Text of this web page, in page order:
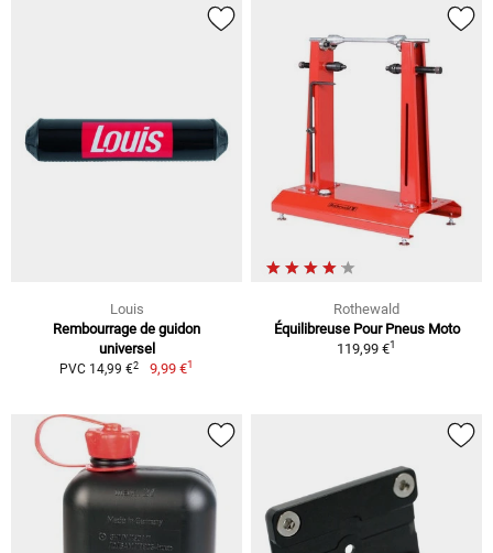
Louis
Rembourrage de guidon
universel
PVC 14,99 €2 9,99 €1
Rothewald
Équilibreuse Pour Pneus Moto
119,99 €1